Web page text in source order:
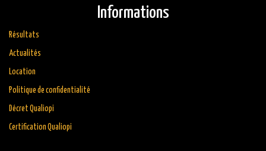
Informations
Résultats
Actualités
Location
Politique de confidentialité
Décret Qualiopi
Certification Qualiopi